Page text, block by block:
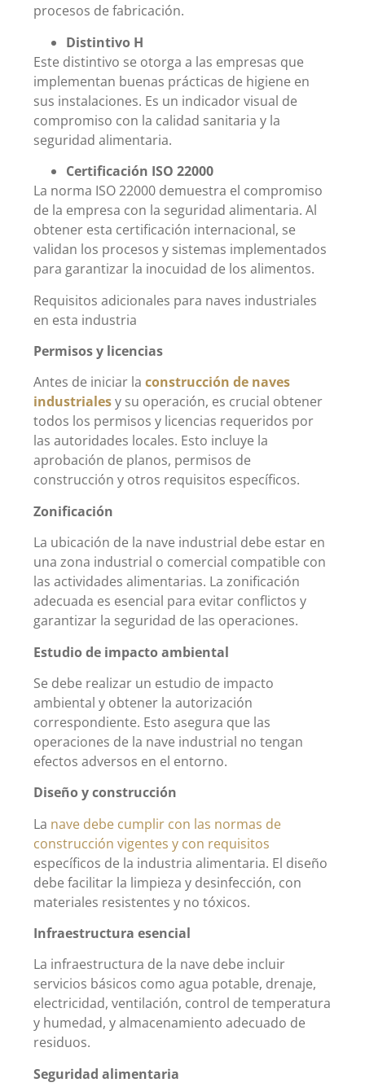
procesos de fabricación.
Distintivo H
Este distintivo se otorga a las empresas que
implementan buenas prácticas de higiene en
sus instalaciones. Es un indicador visual de
compromiso con la calidad sanitaria y la
seguridad alimentaria.
Certificación ISO 22000
La norma ISO 22000 demuestra el compromiso
de la empresa con la seguridad alimentaria. Al
obtener esta certificación internacional, se
validan los procesos y sistemas implementados
para garantizar la inocuidad de los alimentos.
Requisitos adicionales para naves industriales
en esta industria
Permisos y licencias
Antes de iniciar la construcción de naves
industrialesy su operación, es crucial obtener
todos los permisos y licencias requeridos por
las autoridades locales. Esto incluye la
aprobación de planos, permisos de
construcción y otros requisitos específicos.
Zonificación
La ubicación de la nave industrial debe estar en
una zona industrial o comercial compatible con
las actividades alimentarias. La zonificación
adecuada es esencial para evitar conflictos y
garantizar la seguridad de las operaciones.
Estudio de impacto ambiental
Se debe realizar un estudio de impacto
ambiental y obtener la autorización
correspondiente. Esto asegura que las
operaciones de la nave industrial no tengan
efectos adversos en el entorno.
Diseño y construcción
La nave debe cumplir con las normas de
construcción vigentes y con requisitos
específicos de la industria alimentaria. El diseño
debe facilitar la limpieza y desinfección, con
materiales resistentes y no tóxicos.
Infraestructura esencial
La infraestructura de la nave debe incluir
servicios básicos como agua potable, drenaje,
electricidad, ventilación, control de temperatura
y humedad, y almacenamiento adecuado de
residuos.
Seguridad alimentaria